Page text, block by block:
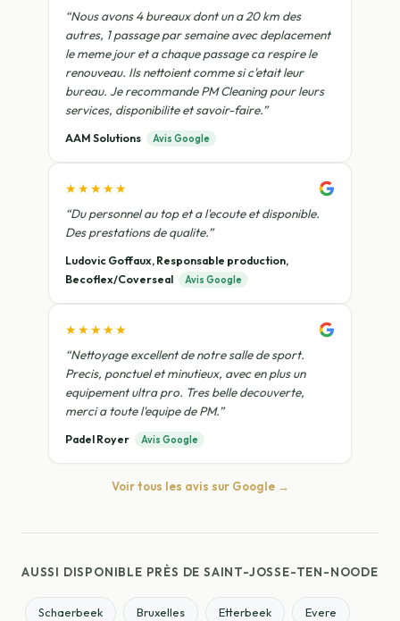
“Nous avons 4 bureaux dont un a 20 km des
autres, 1 passage par semaine avec deplacement
le meme jour et a chaque passage ca respire le
renouveau. Ils nettoient comme si c'etait leur
bureau. Je recommande PM Cleaning pour leurs
services, disponibilite et savoir-faire.”
AAM Solutions Avis Google
★★★★★
“Du personnel au top et a l'ecoute et disponible.
Des prestations de qualite.”
Ludovic Goffaux, Responsable production,
Becoflex/Coverseal
Avis Google
★★★★★
“Nettoyage excellent de notre salle de sport.
Precis, ponctuel et minutieux, avec en plus un
equipement ultra pro. Tres belle decouverte,
merci a toute l'equipe de PM.”
Padel Royer Avis Google
Voir tous les avis sur Google →
AUSSI DISPONIBLE PRÈS DE SAINT-JOSSE-TEN-NOODE
Schaerbeek Bruxelles Etterbeek Evere